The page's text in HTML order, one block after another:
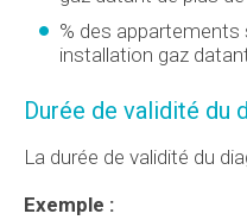
% des appartements
installation gaz
Durée de validité du
La durée de validité du
Exemple :